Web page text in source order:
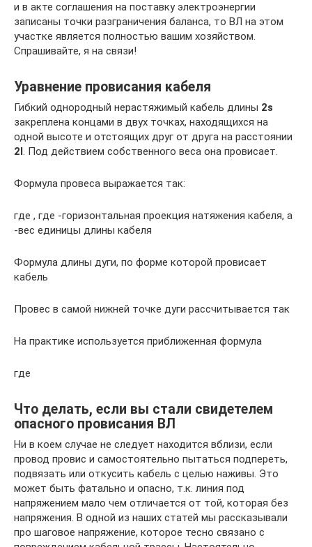
и в акте соглашения на поставку электроэнергии
записаны точки разграничения баланса, то ВЛ на этом
участке является полностью вашим хозяйством.
Спрашивайте, я на связи!
Уравнение провисания кабеля
Гибкий однородный нерастяжимый кабель длины 2s
закреплена концами в двух точках, находящихся на
одной высоте и отстоящих друг от друга на расстоянии
2l. Под действием собственного веса она провисает.
Формула провеса выражается так:
где , где -горизонтальная проекция натяжения кабеля, а
-вес единицы длины кабеля
Формула длины дуги, по форме которой провисает
кабель
Провес в самой нижней точке дуги рассчитывается так
На практике используется приближенная формула
где
Что делать, если вы стали свидетелем
опасного провисания ВЛ
Ни в коем случае не следует находится вблизи, если
провод провис и самостоятельно пытаться подпереть,
подвязать или откусить кабель с целью наживы. Это
может быть фатально и опасно, т.к. линия под
напряжением мало чем отличается от той, которая без
напряжения. В одной из наших статей мы рассказывали
про шаговое напряжение, которое тесно связано с